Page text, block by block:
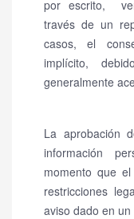
por escrito,
través de un
casos, el
implícito,
generalmente
La aprobación
información
momento que
restricciones
aviso dado en